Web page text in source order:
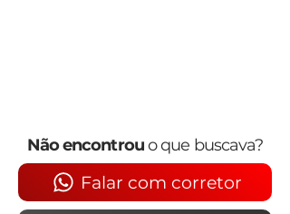
Não encontrouo que buscava?
Falar com corretor